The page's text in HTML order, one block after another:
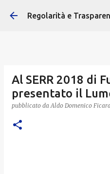
Passa ai
Al SERR 2018 di
presentato il
pubblicato daAldo Domenico Ficara